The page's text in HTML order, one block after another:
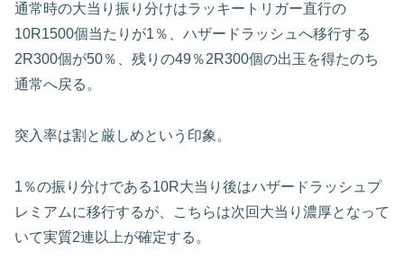
通常時の大当り振り分けはラッキートリガー直行の
10R1500個当たりが1％、ハザードラッシュへ移行する
2R300個が50％、残りの49％2R300個の出玉を得たのち
通常へ戻る。
突入率は割と厳しめという印象。
1％の振り分けである10R大当り後はハザードラッシュプ
レミアムに移行するが、こちらは次回大当り濃厚となって
いて実質2連以上が確定する。